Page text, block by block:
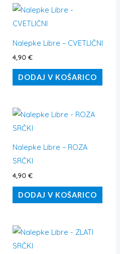
Nalepke Libre – CVETLIČNI
4,90 €
DODAJ V KOŠARICO
Nalepke Libre – ROZA
SRČKI
4,90 €
DODAJ V KOŠARICO